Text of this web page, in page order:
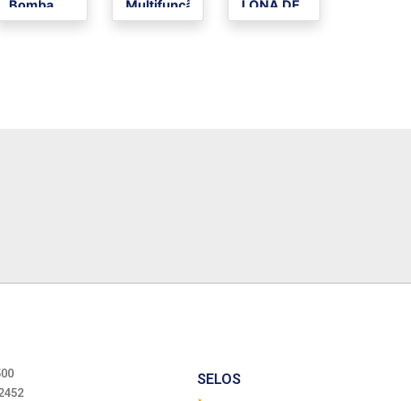
Bomba
Periférica
Multifunção
LONA DE
POLIETILENO
SELOS